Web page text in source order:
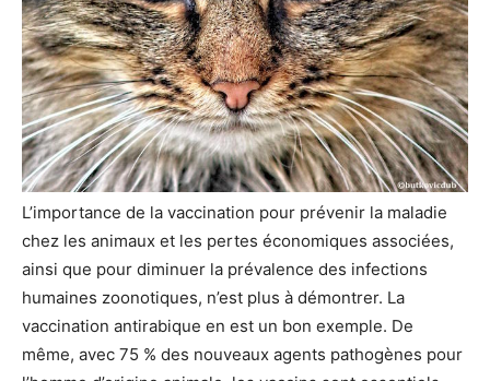
L’importance de la vaccination pour prévenir la maladie
chez les animaux et les pertes économiques associées,
ainsi que pour diminuer la prévalence des infections
humaines zoonotiques, n’est plus à démontrer. La
vaccination antirabique en est un bon exemple. De
même, avec 75 % des nouveaux agents pathogènes pour